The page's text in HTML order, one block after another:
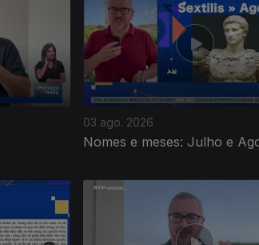
03 ago. 2026
Nomes e meses: Julho e